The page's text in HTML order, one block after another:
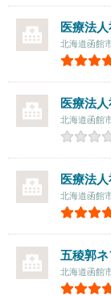
医療法人
北海道函館
医療法人
北海道函館
医療法人
北海道函館
五稜郭
北海道函館